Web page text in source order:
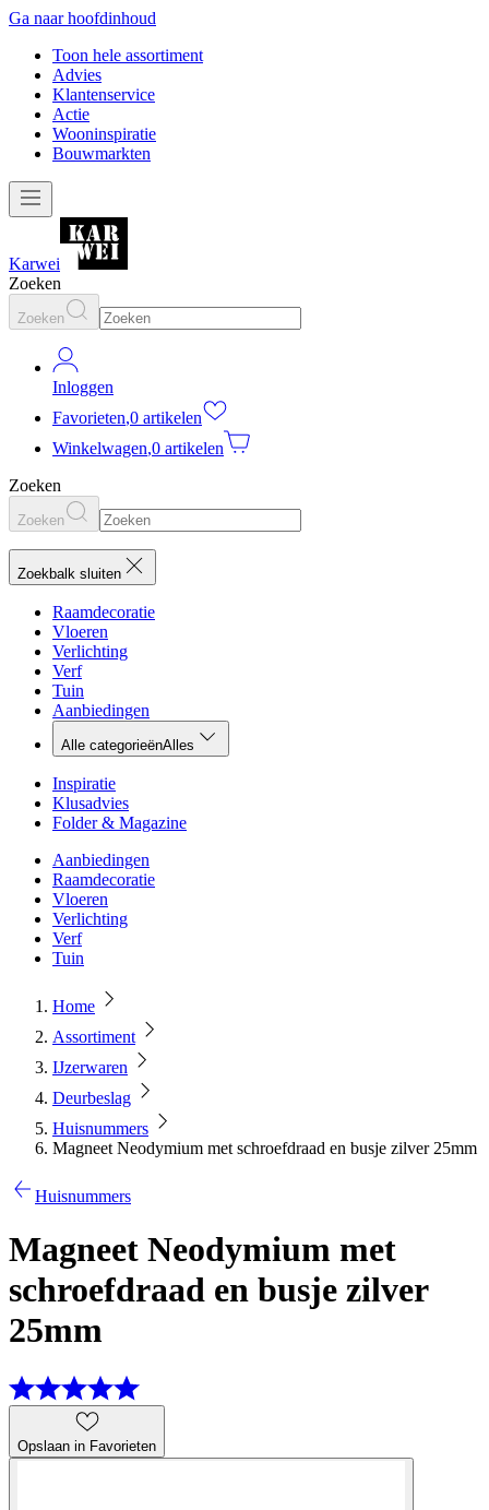
Ga naar hoofdinhoud
Toon hele assortiment
Advies
Klantenservice
Actie
Wooninspiratie
Bouwmarkten
Karwei
Zoeken
Zoeken
Inloggen
Favorieten,0 artikelen
Winkelwagen,0 artikelen
Zoeken
Zoeken
Zoekbalk sluiten
Raamdecoratie
Vloeren
Verlichting
Verf
Tuin
Aanbiedingen
Alle categorieënAlles
Inspiratie
Klusadvies
Folder & Magazine
Aanbiedingen
Raamdecoratie
Vloeren
Verlichting
Verf
Tuin
Home
Assortiment
IJzerwaren
Deurbeslag
Huisnummers
Magneet Neodymium met schroefdraad en busje zilver 25mm
Huisnummers
Magneet Neodymium met
schroefdraad en busje zilver
25mm
Opslaan in Favorieten